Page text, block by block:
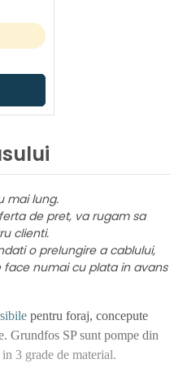
mai lung.
de pret, va rugam sa
clienti.
o prelungire a cablului,
numai cu plata in avans
pentru foraj, concepute
Grundfos SP sunt pompe din
3 grade de material.